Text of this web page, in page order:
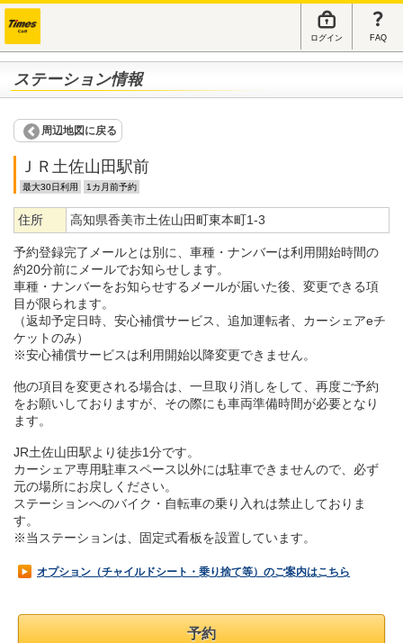
ログイン FAQ
ステーション情報
周辺地図に戻る
ＪＲ土佐山田駅前
最大30日利用 1カ月前予約
住所 高知県香美市土佐山田町東本町1-3
予約登録完了メールとは別に、車種・ナンバーは利用開始時間の
約20分前にメールでお知らせします。
車種・ナンバーをお知らせするメールが届いた後、変更できる項
目が限られます。
（返却予定日時、安心補償サービス、追加運転者、カーシェアeチ
ケットのみ）
※安心補償サービスは利用開始以降変更できません。
他の項目を変更される場合は、一旦取り消しをして、再度ご予約
をお願いしておりますが、その際にも車両準備時間が必要となり
ます。
JR土佐山田駅より徒歩1分です。
カーシェア専用駐車スペース以外には駐車できませんので、必ず
元の場所にお戻しください。
ステーションへのバイク・自転車の乗り入れは禁止しておりま
す。
※当ステーションは、固定式看板を設置しています。
オプション（チャイルドシート・乗り捨て等）のご案内はこちら
予約